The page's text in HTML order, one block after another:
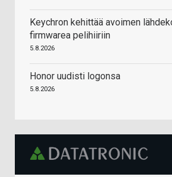
Keychron kehittää avoimen
firmwarea pelihiiriin
5.8.2026
Honor uudisti logonsa
5.8.2026